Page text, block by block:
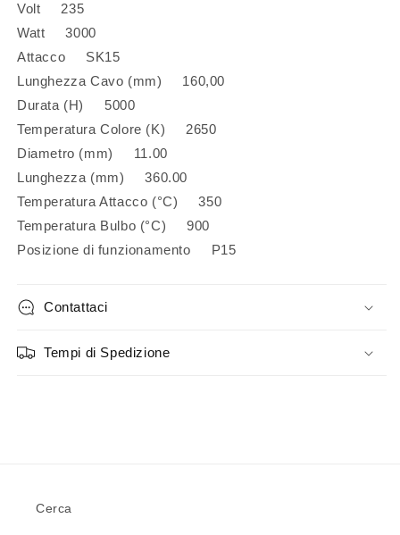
Volt 235
Watt 3000
Attacco SK15
Lunghezza Cavo (mm) 160,00
Durata (H) 5000
Temperatura Colore (K) 2650
Diametro (mm) 11.00
Lunghezza (mm) 360.00
Temperatura Attacco (°C) 350
Temperatura Bulbo (°C) 900
Posizione di funzionamento P15
Contattaci
Tempi di Spedizione
Cerca